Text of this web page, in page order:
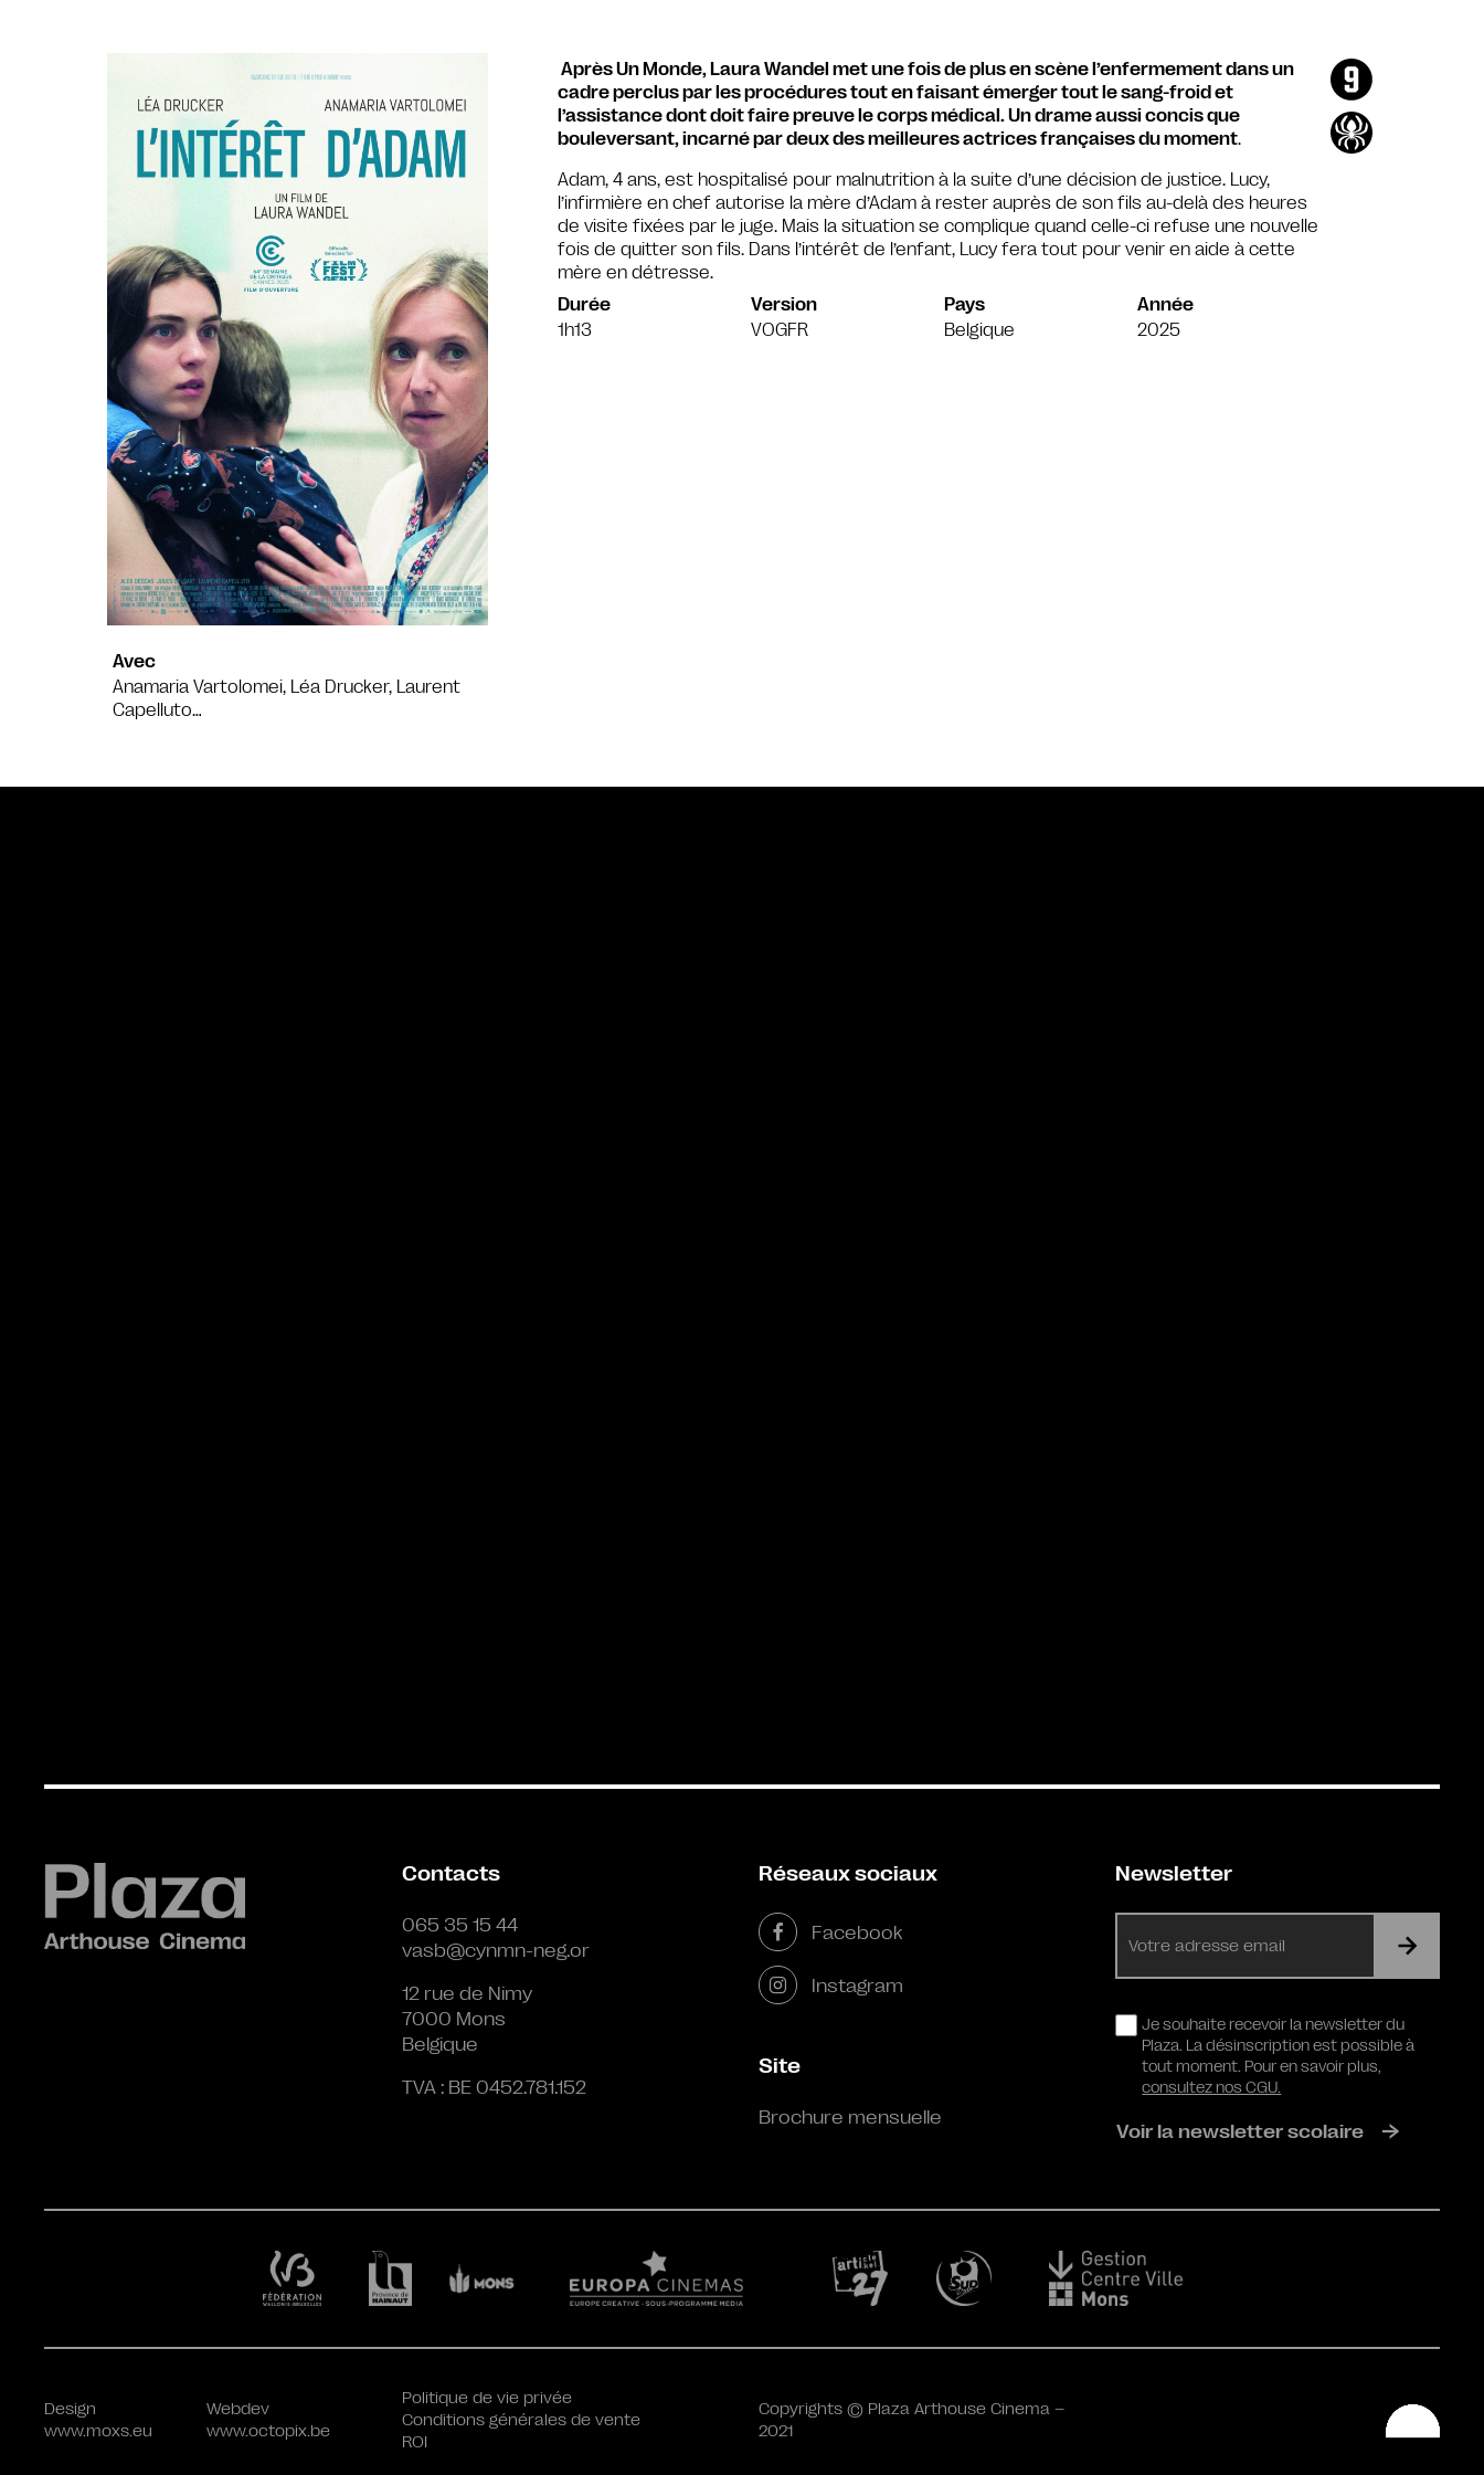
Avec
Anamaria Vartolomei, Léa Drucker, Laurent
Capelluto…
Après Un Monde, Laura Wandel met une fois de plus en scène l’enfermement dans un
cadre perclus par les procédures tout en faisant émerger tout le sang-froid et
l’assistance dont doit faire preuve le corps médical. Un drame aussi concis que
bouleversant, incarné par deux des meilleures actrices françaises du moment.
Adam, 4 ans, est hospitalisé pour malnutrition à la suite d’une décision de justice. Lucy,
l’infirmière en chef autorise la mère d’Adam à rester auprès de son fils au-delà des heures
de visite fixées par le juge. Mais la situation se complique quand celle-ci refuse une nouvelle
fois de quitter son fils. Dans l’intérêt de l’enfant, Lucy fera tout pour venir en aide à cette
mère en détresse.
Durée
1h13
Version
VOGFR
Pays
Belgique
Année
2025
Contacts
065 35 15 44
vasb@cynmn-neg.or
12 rue de Nimy
7000 Mons
Belgique
TVA : BE 0452.781.152
Réseaux sociaux
Facebook
Instagram
Site
Brochure mensuelle
Newsletter
mail
RGPDJe souhaite recevoir la newsletter du
Plaza. La désinscription est possible à
tout moment. Pour en savoir plus,
consultez nos CGU.
Voir la newsletter scolaire
Design
www.moxs.eu
Webdev
www.octopix.be
Politique de vie privée
Conditions générales de vente
ROI
Copyrights © Plaza Arthouse Cinema –
2021